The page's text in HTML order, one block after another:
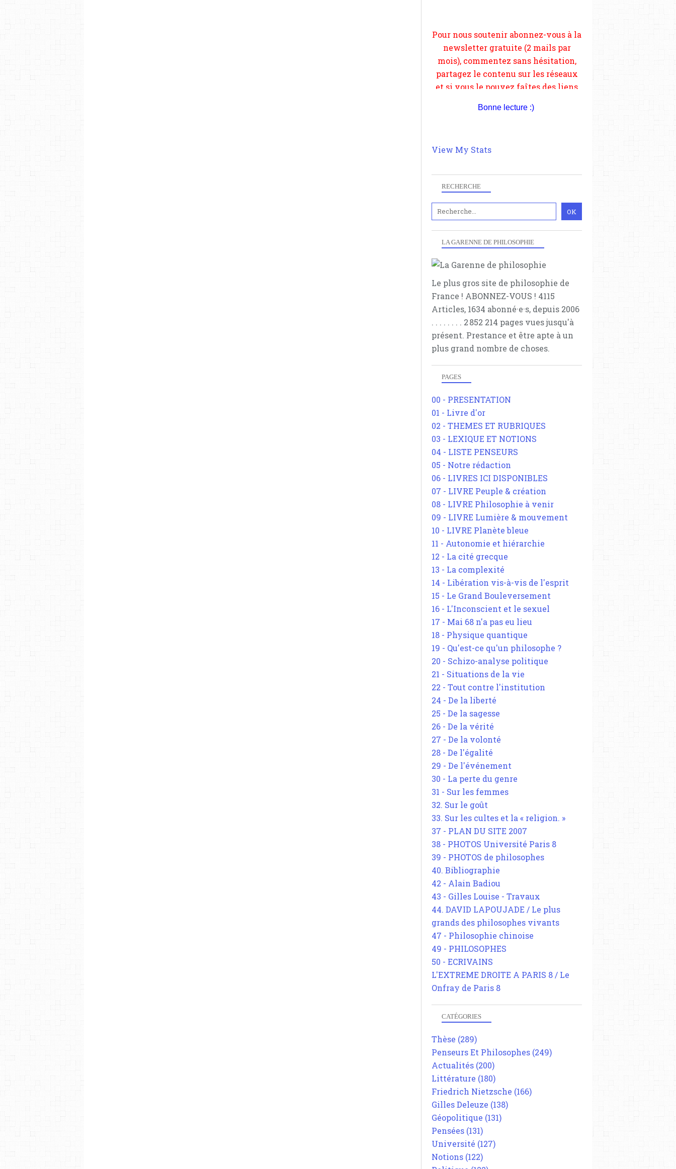
RECHERCHE
LA GARENNE DE PHILOSOPHIE
Le plus gros site de philosophie de
France ! ABONNEZ-VOUS ! 4115
Articles, 1634 abonné·e·s, depuis 2006
. . . . . . . . 2 852 214 pages vues jusqu'à
présent. Prestance et être apte à un
plus grand nombre de choses.
PAGES
00 - PRESENTATION
01 - Livre d'or
02 - THEMES ET RUBRIQUES
03 - LEXIQUE ET NOTIONS
04 - LISTE PENSEURS
05 - Notre rédaction
06 - LIVRES ICI DISPONIBLES
07 - LIVRE Peuple & création
08 - LIVRE Philosophie à venir
09 - LIVRE Lumière & mouvement
10 - LIVRE Planète bleue
11 - Autonomie et hiérarchie
12 - La cité grecque
13 - La complexité
14 - Libération vis-à-vis de l'esprit
15 - Le Grand Bouleversement
16 - L'Inconscient et le sexuel
17 - Mai 68 n'a pas eu lieu
18 - Physique quantique
19 - Qu'est-ce qu'un philosophe ?
20 - Schizo-analyse politique
21 - Situations de la vie
22 - Tout contre l'institution
24 - De la liberté
25 - De la sagesse
26 - De la vérité
27 - De la volonté
28 - De l'égalité
29 - De l'événement
30 - La perte du genre
31 - Sur les femmes
32. Sur le goût
33. Sur les cultes et la « religion. »
37 - PLAN DU SITE 2007
38 - PHOTOS Université Paris 8
39 - PHOTOS de philosophes
40. Bibliographie
42 - Alain Badiou
43 - Gilles Louise - Travaux
44. DAVID LAPOUJADE / Le plus
grands des philosophes vivants
47 - Philosophie chinoise
49 - PHILOSOPHES
50 - ECRIVAINS
L'EXTREME DROITE A PARIS 8 / Le
Onfray de Paris 8
CATÉGORIES
Thèse (289)
Penseurs Et Philosophes (249)
Actualités (200)
Littérature (180)
Friedrich Nietzsche (166)
Gilles Deleuze (138)
Géopolitique (131)
Pensées (131)
Université (127)
Notions (122)
et si vous le pouvez faîtes des liens
depuis votre site.
Bonne lecture :)
View My Stats